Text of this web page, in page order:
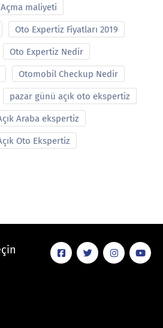
maliyeti
Oto Expertiz Fiyatları 2019
Oto Expertiz Nedir
Otomobil Checkup Nedir
pazar günü açık oto ekspertiz
Araba ekspertiz
Oto Ekspertiz